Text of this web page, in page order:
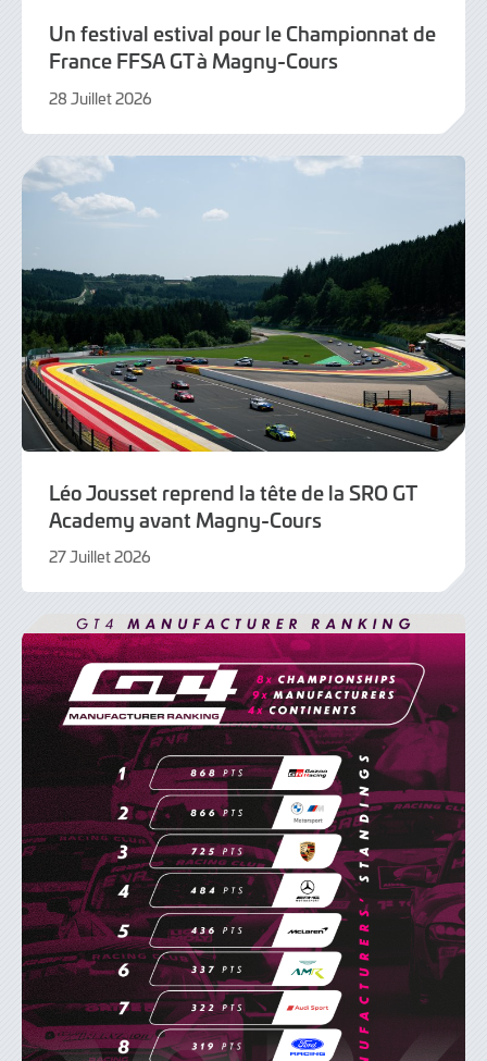
Un festival estival pour le Championnat de
France FFSA GT à Magny-Cours
28 Juillet 2026
Juillet
Léo Jousset reprend la tête de la SRO GT
Academy avant Magny-Cours
27 Juillet 2026
Juillet